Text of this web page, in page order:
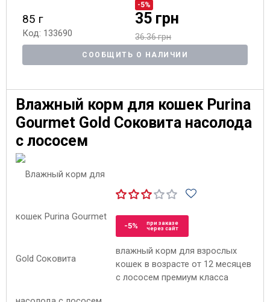
85 г
Код: 133690
-5%
35 грн
36.36 грн
СООБЩИТЬ О НАЛИЧИИ
Влажный корм для кошек Purina
Gourmet Gold Соковита насолода
с лососем
-5%
при заказе
через сайт
влажный корм для взрослых
кошек в возрасте от 12 месяцев
с лососем премиум класса